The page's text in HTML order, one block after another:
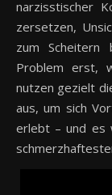
narzisstischer
zersetzen,
zum Scheitern
Problem erst,
nutzen gezielt
aus, um sich
erlebt – und es